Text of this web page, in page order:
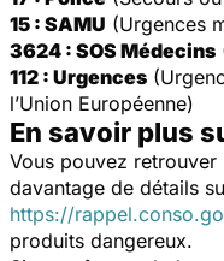
15 : SAMU (Urgences
3624 : SOS Médecins
112 : Urgences
l’Union Européenne)
En savoir plus
Vous pouvez retrouver
davantage de détails
https://
produits dangereux.